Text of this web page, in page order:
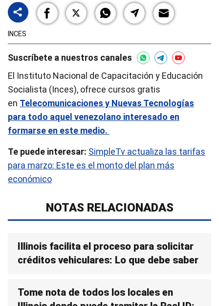
INCES
Suscríbete a nuestros canales
El Instituto Nacional de Capacitación y Educación
Socialista (Inces), ofrece cursos gratis
en Telecomunicaciones y Nuevas Tecnologías
para todo aque l venezolano interesado en
formarse en este medio.
Te puede interesar: SimpleTv actualiza las tarifas
para marzo: Este es el monto del plan más
económico
NOTAS RELACIONADAS
Illinois facilita el proceso para solicitar
créditos vehiculares: Lo que debe saber
Tome nota de todos los locales en